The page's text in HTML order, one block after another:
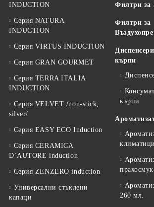
INDUCTION
Серия NATURA
INDUCTION
Серия VIRTUS INDUCTION
Серия GRAN GOURMET
Серия TERRA ITALIA
INDUCTION
Серия VELVET /non-stick,
silver/
Серия EASY ECO Induction
Серия CERAMICA
D`AUTORE induction
Серия ZENZERO induction
Универсални стъклени
капаци
Филтри за
Филтри за
кърпи
кърпи
климатици
260 мл.